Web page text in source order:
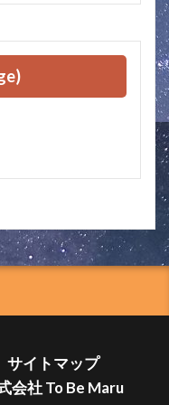
サイトマップ
会社 To Be Maru